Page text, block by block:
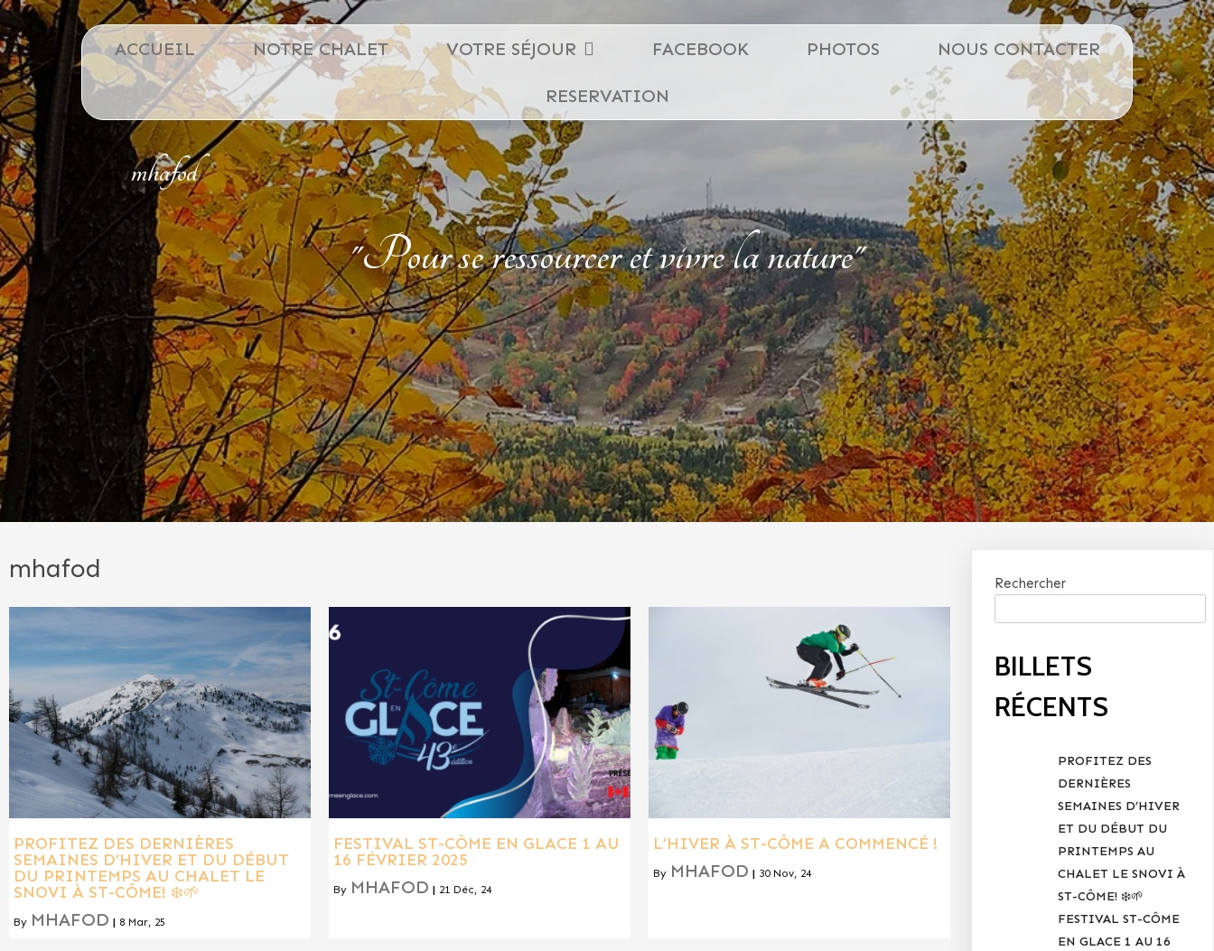
ACCUEIL NOTRE CHALET VOTRE SÉJOUR FACEBOOK PHOTOS NOUS CONTACTER
RESERVATION
mhafod
"Pour se ressourcer et vivre la nature"
mhafod
PROFITEZ DES DERNIÈRES
SEMAINES D’HIVER ET DU DÉBUT
DU PRINTEMPS AU CHALET LE
SNOVI À ST-CÔME! ❄️🌱
By MHAFOD | 8 Mar, 25
FESTIVAL ST-CÔME EN GLACE 1 AU
16 FÉVRIER 2025
By MHAFOD | 21 Déc, 24
L’HIVER À ST-CÔME A COMMENCÉ !
By MHAFOD | 30 Nov, 24
Rechercher
BILLETS
RÉCENTS
PROFITEZ DES
DERNIÈRES
SEMAINES D’HIVER
ET DU DÉBUT DU
PRINTEMPS AU
CHALET LE SNOVI À
ST-CÔME! ❄️🌱
FESTIVAL ST-CÔME
EN GLACE 1 AU 16